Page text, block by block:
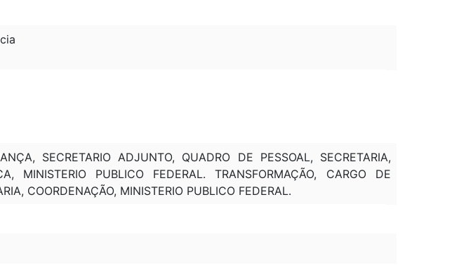
SECRETARIO ADJUNTO, QUADRO DE PESSOAL, SECRETARIA,
MINISTERIO PUBLICO FEDERAL. TRANSFORMAÇÃO, CARGO DE
COORDENAÇÃO, MINISTERIO PUBLICO FEDERAL.